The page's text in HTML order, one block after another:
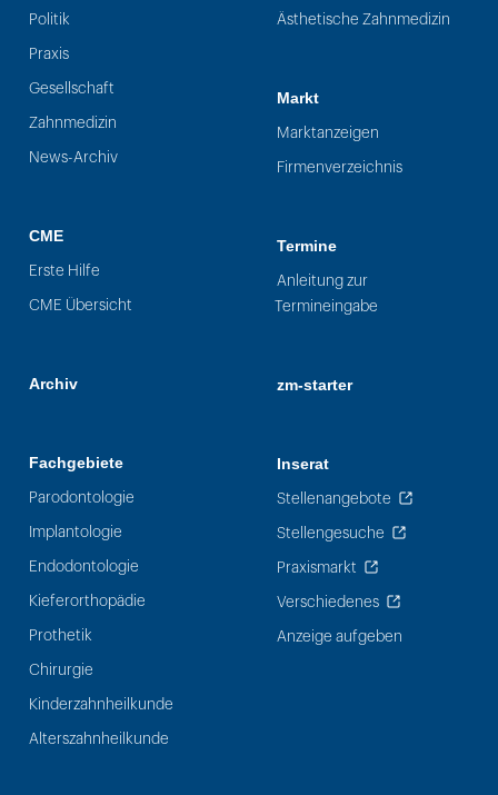
Politik
Praxis
Gesellschaft
Zahnmedizin
News-Archiv
CME
Erste Hilfe
CME Übersicht
Archiv
Fachgebiete
Parodontologie
Implantologie
Endodontologie
Kieferorthopädie
Prothetik
Chirurgie
Kinderzahnheilkunde
Alterszahnheilkunde
Ästhetische Zahnmedizin
Markt
Marktanzeigen
Firmenverzeichnis
Termine
Anleitung zur
Termineingabe
zm-starter
Inserat
Stellenangebote
Stellengesuche
Praxismarkt
Verschiedenes
Anzeige aufgeben